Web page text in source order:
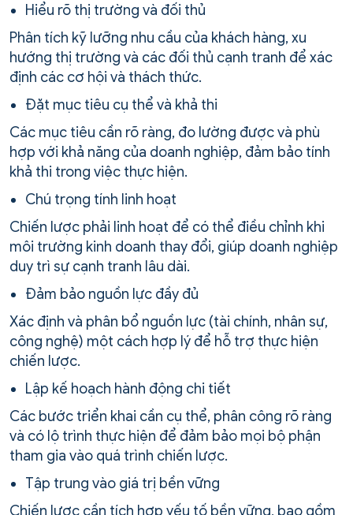
Hiểu rõ thị trường và đối thủ
Phân tích kỹ lưỡng nhu cầu của khách hàng, xu
hướng thị trường và các đối thủ cạnh tranh để xác
định các cơ hội và thách thức.
Đặt mục tiêu cụ thể và khả thi
Các mục tiêu cần rõ ràng, đo lường được và phù
hợp với khả năng của doanh nghiệp, đảm bảo tính
khả thi trong việc thực hiện.
Chú trọng tính linh hoạt
Chiến lược phải linh hoạt để có thể điều chỉnh khi
môi trường kinh doanh thay đổi, giúp doanh nghiệp
duy trì sự cạnh tranh lâu dài.
Đảm bảo nguồn lực đầy đủ
Xác định và phân bổ nguồn lực (tài chính, nhân sự,
công nghệ) một cách hợp lý để hỗ trợ thực hiện
chiến lược.
Lập kế hoạch hành động chi tiết
Các bước triển khai cần cụ thể, phân công rõ ràng
và có lộ trình thực hiện để đảm bảo mọi bộ phận
tham gia vào quá trình chiến lược.
Tập trung vào giá trị bền vững
Chiến lược cần tích hợp yếu tố bền vững, bao gồm